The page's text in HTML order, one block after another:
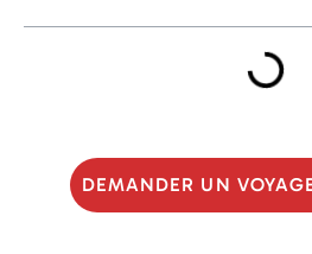
DEMANDER UN